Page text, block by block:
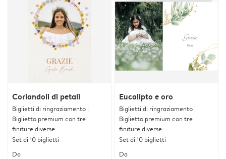
Coriandoli di petali
Biglietti di ringraziamento |
Biglietto premium con tre
finiture diverse
Set di 10 biglietti
Da
Eucalipto e oro
Biglietti di ringraziamento |
Biglietto premium con tre
finiture diverse
Set di 10 biglietti
Da